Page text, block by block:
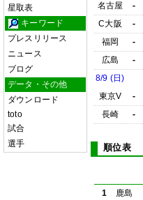
星取表
キーワード
プレスリリース
ニュース
ブログ
データ・その他
ダウンロード
toto
試合
選手
名古屋
-
C大阪
-
福岡
-
広島
-
8/9 (日)
東京V
-
長崎
-
順位表
1 鹿島